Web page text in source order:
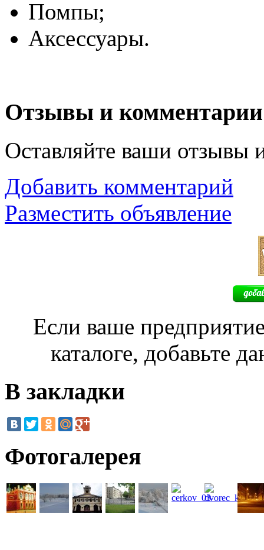
Помпы;
Аксессуары.
Отзывы и комментарии
Оставляйте ваши отзывы
Добавить комментарий
Разместить объявление
Если ваше
каталоге, добавьте
В закладки
Фотогалерея